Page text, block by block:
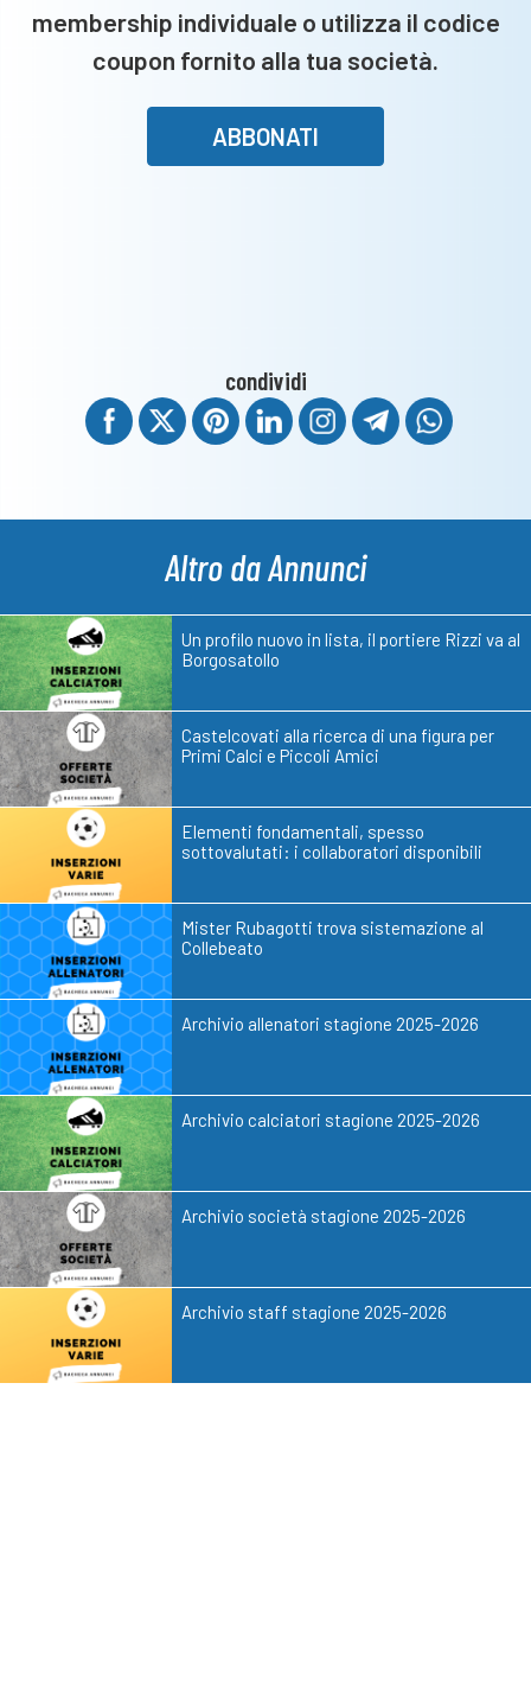
membership individuale o utilizza il codice
coupon fornito alla tua società.
ABBONATI
condividi
Altro da Annunci
Un profilo nuovo in lista, il portiere Rizzi va al
Borgosatollo
Castelcovati alla ricerca di una figura per
Primi Calci e Piccoli Amici
Elementi fondamentali, spesso
sottovalutati: i collaboratori disponibili
Mister Rubagotti trova sistemazione al
Collebeato
Archivio allenatori stagione 2025-2026
Archivio calciatori stagione 2025-2026
Archivio società stagione 2025-2026
Archivio staff stagione 2025-2026